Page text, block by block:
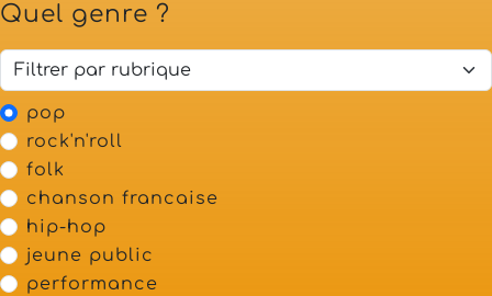
Quel genre ?
pop
rock'n'roll
folk
chanson francaise
hip-hop
jeune public
performance